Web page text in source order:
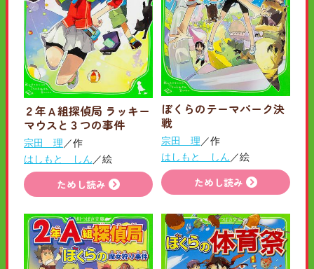
２年Ａ組探偵局 ラッキー
マウスと３つの事件
宗田 理 ／作
はしもと しん ／絵
ためし読み
ぼくらのテーマパーク決
戦
宗田 理 ／作
はしもと しん ／絵
ためし読み